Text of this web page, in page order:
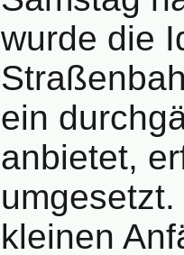
wurde die
ein
anbietet,
kleinen